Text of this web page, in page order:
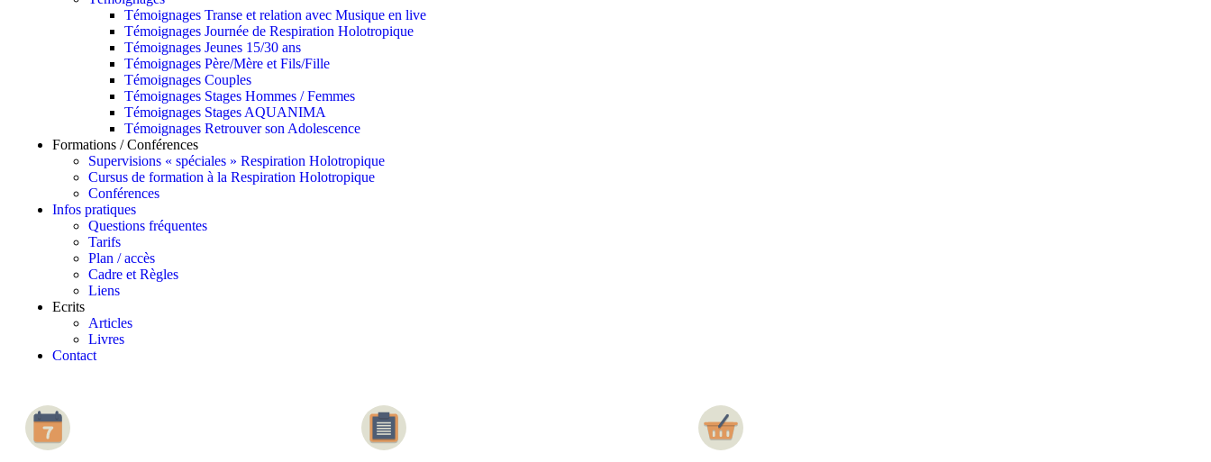
Témoignages Transe et relation avec Musique en live
Témoignages Journée de Respiration Holotropique
Témoignages Jeunes 15/30 ans
Témoignages Père/Mère et Fils/Fille
Témoignages Couples
Témoignages Stages Hommes / Femmes
Témoignages Stages AQUANIMA
Témoignages Retrouver son Adolescence
Formations / Conférences
Supervisions « spéciales » Respiration Holotropique
Cursus de formation à la Respiration Holotropique
Conférences
Infos pratiques
Questions fréquentes
Tarifs
Plan / accès
Cadre et Règles
Liens
Ecrits
Articles
Livres
Contact